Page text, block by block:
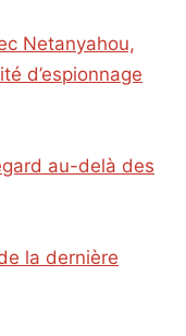
Netanyahou,
d’espionnage
au-delà des
la dernière